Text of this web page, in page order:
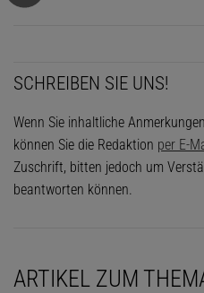
SCHREIBEN SIE UNS!
Wenn Sie inhaltliche
können Sie die Redaktion per E-
Zuschrift, bitten jedoch um
beantworten können.
ARTIKEL ZUM